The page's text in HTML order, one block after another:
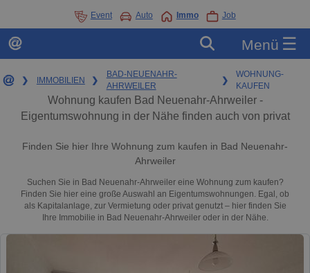
Event Auto Immo Job
Menü ☰
❯ IMMOBILIEN ❯
BAD-NEUENAHR-
AHRWEILER
❯
WOHNUNG-
KAUFEN
Wohnung kaufen Bad Neuenahr-Ahrweiler -
Eigentumswohnung in der Nähe finden auch von privat
Finden Sie hier Ihre Wohnung zum kaufen in Bad Neuenahr-
Ahrweiler
Suchen Sie in Bad Neuenahr-Ahrweiler eine Wohnung zum kaufen?
Finden Sie hier eine große Auswahl an Eigentumswohnungen. Egal, ob
als Kapitalanlage, zur Vermietung oder privat genutzt – hier finden Sie
Ihre Immobilie in Bad Neuenahr-Ahrweiler oder in der Nähe.